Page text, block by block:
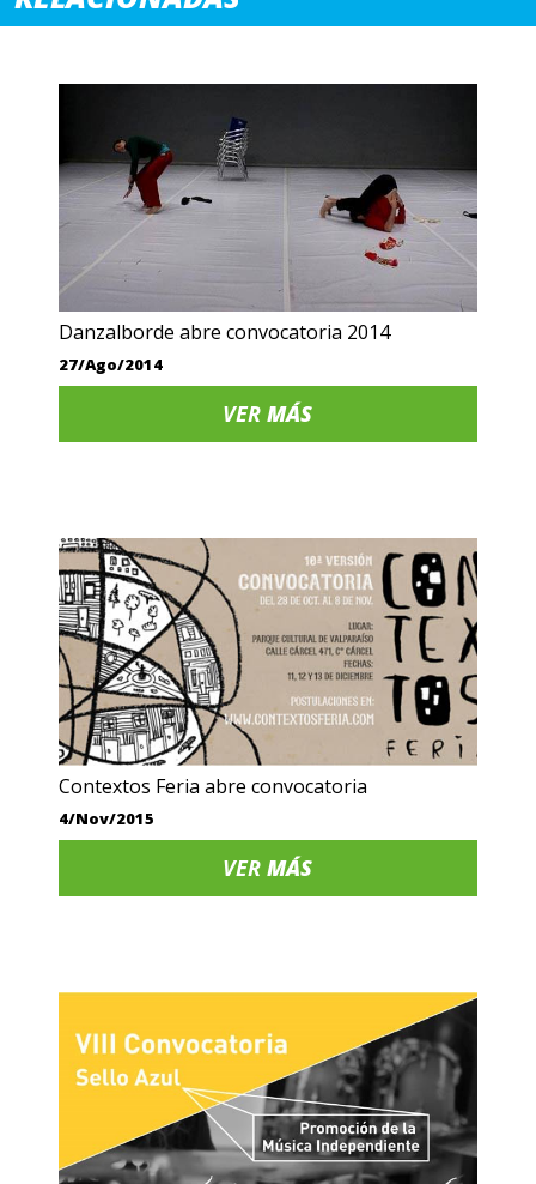
Danzalborde abre convocatoria 2014
27/Ago/2014
VERMÁS
Contextos Feria abre convocatoria
4/Nov/2015
VERMÁS